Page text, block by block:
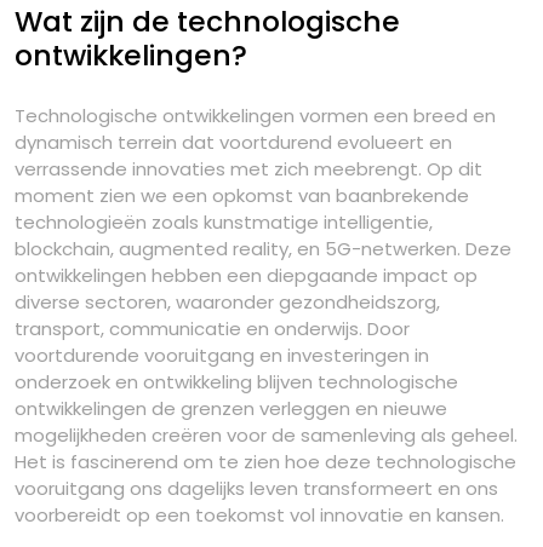
Wat zijn de technologische
ontwikkelingen?
Technologische ontwikkelingen vormen een breed en
dynamisch terrein dat voortdurend evolueert en
verrassende innovaties met zich meebrengt. Op dit
moment zien we een opkomst van baanbrekende
technologieën zoals kunstmatige intelligentie,
blockchain, augmented reality, en 5G-netwerken. Deze
ontwikkelingen hebben een diepgaande impact op
diverse sectoren, waaronder gezondheidszorg,
transport, communicatie en onderwijs. Door
voortdurende vooruitgang en investeringen in
onderzoek en ontwikkeling blijven technologische
ontwikkelingen de grenzen verleggen en nieuwe
mogelijkheden creëren voor de samenleving als geheel.
Het is fascinerend om te zien hoe deze technologische
vooruitgang ons dagelijks leven transformeert en ons
voorbereidt op een toekomst vol innovatie en kansen.